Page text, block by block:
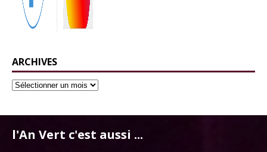
ARCHIVES
l'An Vert c'est aussi ...